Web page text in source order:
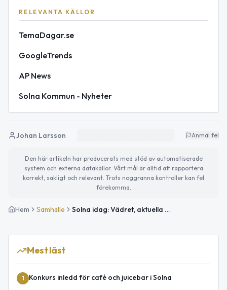
RELEVANTA KÄLLOR
TemaDagar.se
GoogleTrends
AP News
Solna Kommun - Nyheter
Johan Larsson Anmäl fel
Den här artikeln har producerats med stöd av automatiserade
system och externa datakällor. Vårt mål är alltid att rapportera
korrekt, sakligt och relevant. Trots noggranna kontroller kan fel
förekomma.
Hem Samhälle Solna idag: Vädret, aktuella dagar och vad som trendar
Mest läst
1 Konkurs inledd för café och juicebar i Solna